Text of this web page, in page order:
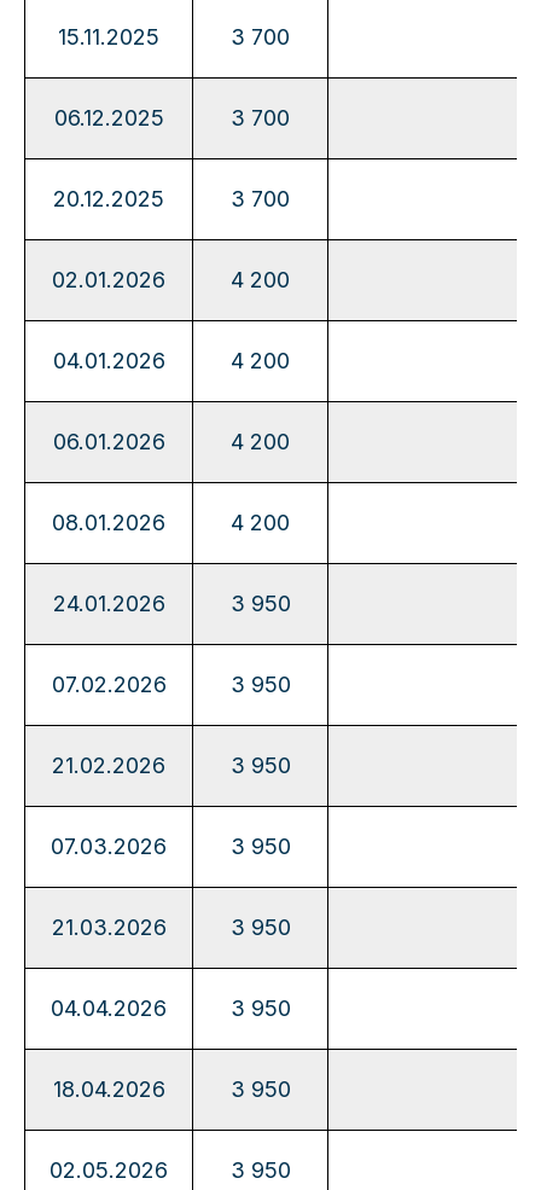
15.11.2025 3 700
06.12.2025 3 700
20.12.2025 3 700
02.01.2026 4 200
04.01.2026 4 200
06.01.2026 4 200
08.01.2026 4 200
24.01.2026 3 950
07.02.2026 3 950
21.02.2026 3 950
07.03.2026 3 950
21.03.2026 3 950
04.04.2026 3 950
18.04.2026 3 950
02.05.2026 3 950